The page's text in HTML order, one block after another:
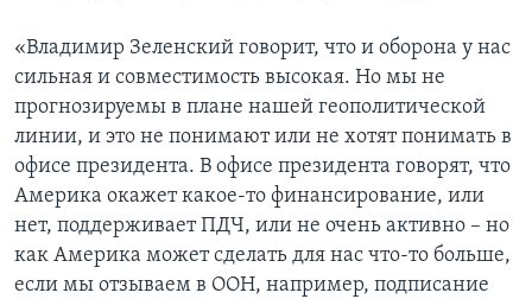
«Владимир Зеленский говорит, что и оборона у нас
сильная и совместимость высокая. Но мы не
прогнозируемы в плане нашей геополитической
линии, и это не понимают или не хотят понимать в
офисе президента. В офисе президента говорят, что
Америка окажет какое-то финансирование, или
нет, поддерживает ПДЧ, или не очень активно – но
как Америка может сделать для нас что-то больше,
если мы отзываем в ООН, например, подписание